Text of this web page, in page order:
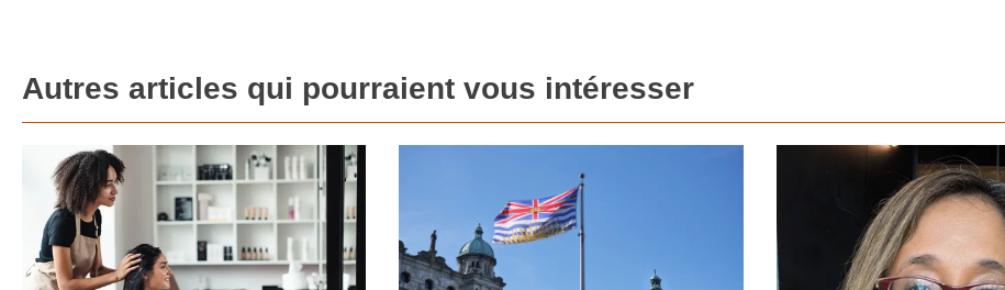
Autres articles qui pourraient vous intéresser